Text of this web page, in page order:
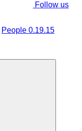
Follow us
People 0.19.15